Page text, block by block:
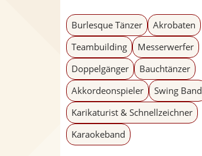
Burlesque Tänzer
Akrobaten
Teambuilding
Messerwerfer
Doppelgänger
Bauchtänzer
Akkordeonspieler
Swing Band
Karikaturist & Schnellzeichner
Karaokeband